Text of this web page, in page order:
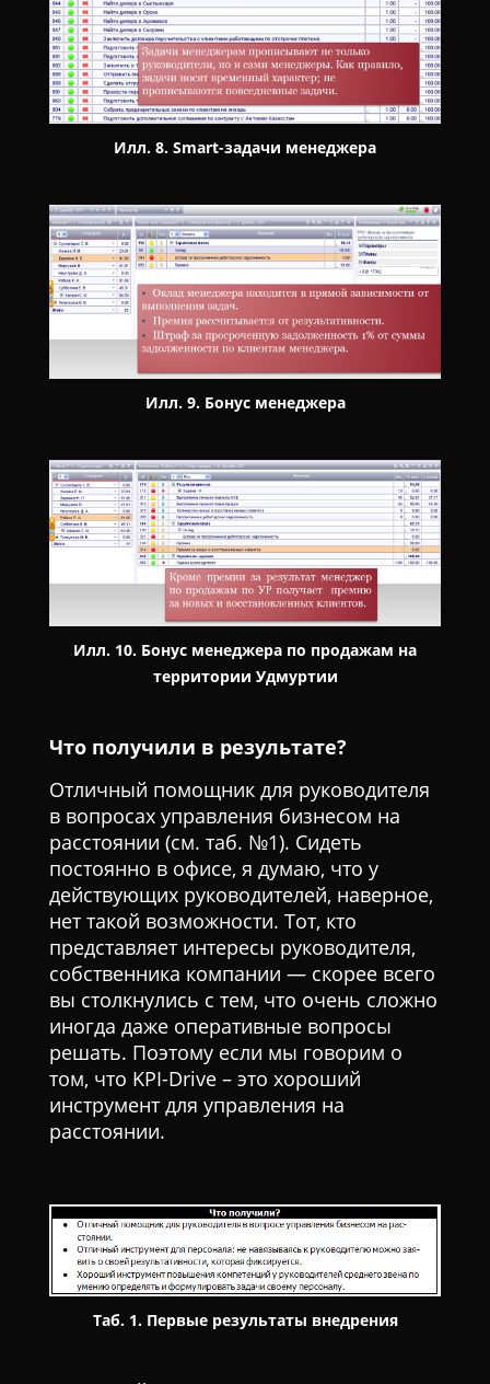
Илл. 8. Smart-задачи менеджера
Илл. 9. Бонус менеджера
Илл. 10. Бонус менеджера по продажам на
территории Удмуртии
Что получили в результате?
Отличный помощник для руководителя
в вопросах управления бизнесом на
расстоянии (см. таб. №1). Сидеть
постоянно в офисе, я думаю, что у
действующих руководителей, наверное,
нет такой возможности. Тот, кто
представляет интересы руководителя,
собственника компании — скорее всего
вы столкнулись с тем, что очень сложно
иногда даже оперативные вопросы
решать. Поэтому если мы говорим о
том, что KPI-Drive – это хороший
инструмент для управления на
расстоянии.
Таб. 1. Первые результаты внедрения